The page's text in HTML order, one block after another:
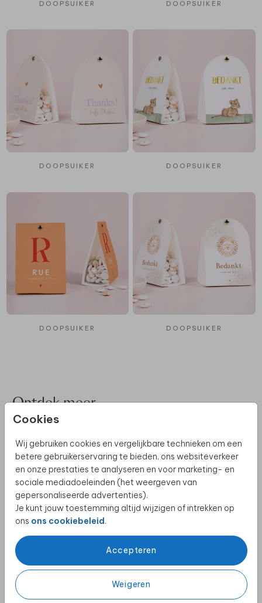
Cookies
Wij gebruiken cookies en vergelijkbare technieken om een
betere gebruikerservaring te bieden, ons websiteverkeer
en onze prestaties te analyseren en voor marketing- en
sociale mediadoeleinden (het weergeven van
gepersonaliseerde advertenties).
Je kunt jouw toestemming altijd wijzigen of intrekken op
ons ons cookiebeleid.
Accepteren
Weigeren
DOOPSUIKER DOOPSUIKER
DOOPSUIKER DOOPSUIKER
DOOPSUIKER DOOPSUIKER
Ontdek meer
ALLE GEBOORTEKAARTJES
NIEUWE GEBOORTEKAARTJES